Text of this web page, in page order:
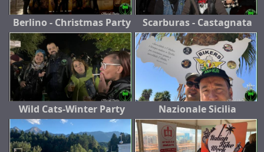
Berlino - Christmas Party Scarburas - Castagnata
Wild Cats-Winter Party Nazionale Sicilia